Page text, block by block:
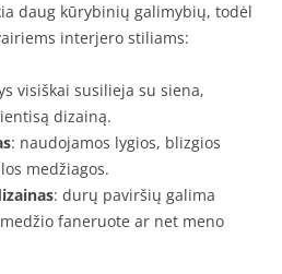
daug kūrybinių galimybių, todėl
interjero stiliams:
visiškai susilieja su siena,
dizainą.
: naudojamos lygios, blizgios
medžiagos.
: durų paviršių galima
faneruote ar net meno